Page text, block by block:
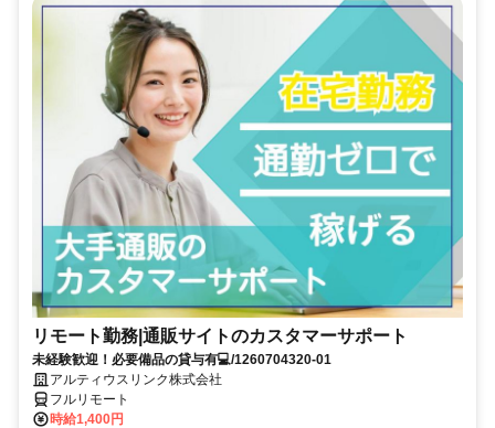
リモート勤務|通販サイトのカスタマーサポート
未経験歓迎！必要備品の貸与有💻/1260704320-01
アルティウスリンク株式会社
フルリモート
時給1,400円